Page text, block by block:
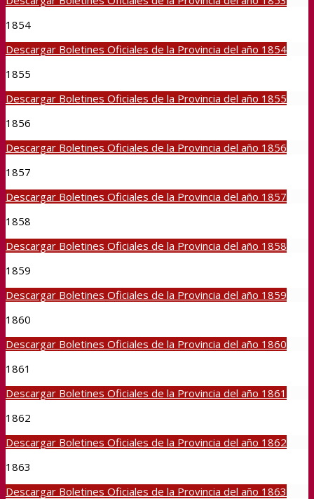
1854
Descargar Boletines Oficiales de la Provincia del año 1854
1855
Descargar Boletines Oficiales de la Provincia del año 1855
1856
Descargar Boletines Oficiales de la Provincia del año 1856
1857
Descargar Boletines Oficiales de la Provincia del año 1857
1858
Descargar Boletines Oficiales de la Provincia del año 1858
1859
Descargar Boletines Oficiales de la Provincia del año 1859
1860
Descargar Boletines Oficiales de la Provincia del año 1860
1861
Descargar Boletines Oficiales de la Provincia del año 1861
1862
Descargar Boletines Oficiales de la Provincia del año 1862
1863
Descargar Boletines Oficiales de la Provincia del año 1863